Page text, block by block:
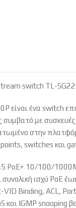
switch TL-
είναι ένα switch
συμβατό με
στην
switches και
PoE+ 10/100/
συνολική ισχύ PoE
Binding, ACL,
και IGMP snooping